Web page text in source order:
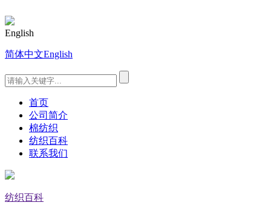
English
简体中文English
首页
公司简介
棉纺织
纺织百科
联系我们
纺织百科